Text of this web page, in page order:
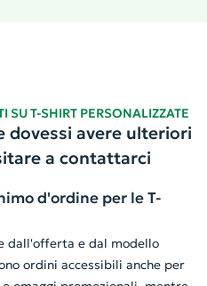
SU T-SHIRT PERSONALIZZATE
dovessi avere ulteriori
a contattarci
d'ordine per le T-
dall'offerta e dal modello
ordini accessibili anche per